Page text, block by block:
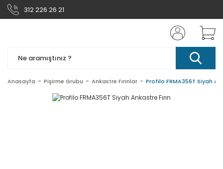
312 226 26 21
Anasayfa Pişirme Grubu Ankastre Fırınlar Profilo FRMA356T Siyah